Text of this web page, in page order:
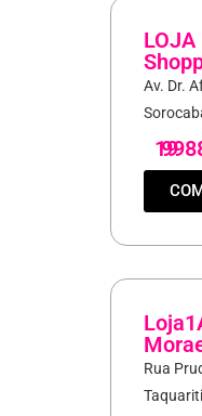
Av. Dr.
19
Rua